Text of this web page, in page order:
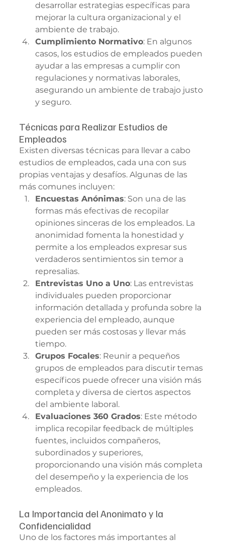
desarrollar estrategias específicas para
mejorar la cultura organizacional y el
ambiente de trabajo.
Cumplimiento Normativo: En algunos
casos, los estudios de empleados pueden
ayudar a las empresas a cumplir con
regulaciones y normativas laborales,
asegurando un ambiente de trabajo justo
y seguro.
Técnicas para Realizar Estudios de
Empleados
Existen diversas técnicas para llevar a cabo
estudios de empleados, cada una con sus
propias ventajas y desafíos. Algunas de las
más comunes incluyen:
Encuestas Anónimas: Son una de las
formas más efectivas de recopilar
opiniones sinceras de los empleados. La
anonimidad fomenta la honestidad y
permite a los empleados expresar sus
verdaderos sentimientos sin temor a
represalias.
Entrevistas Uno a Uno: Las entrevistas
individuales pueden proporcionar
información detallada y profunda sobre la
experiencia del empleado, aunque
pueden ser más costosas y llevar más
tiempo.
Grupos Focales: Reunir a pequeños
grupos de empleados para discutir temas
específicos puede ofrecer una visión más
completa y diversa de ciertos aspectos
del ambiente laboral.
Evaluaciones 360 Grados: Este método
implica recopilar feedback de múltiples
fuentes, incluidos compañeros,
subordinados y superiores,
proporcionando una visión más completa
del desempeño y la experiencia de los
empleados.
La Importancia del Anonimato y la
Confidencialidad
Uno de los factores más importantes al